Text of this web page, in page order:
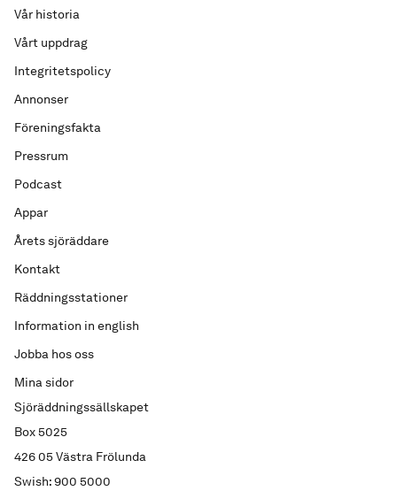
Sjöräddningssällskapet
Box 5025
426 05 Västra Frölunda
Swish: 900 5000
Vår historia
Vårt uppdrag
Integritetspolicy
Annonser
Föreningsfakta
Pressrum
Podcast
Appar
Årets sjöräddare
Kontakt
Räddningsstationer
Information in english
Jobba hos oss
Mina sidor